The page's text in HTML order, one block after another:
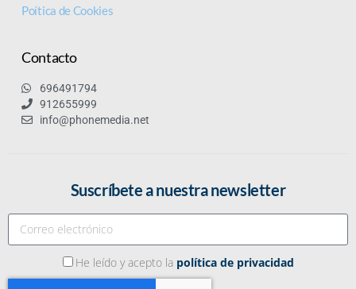
Poítica de Cookies
Contacto
696491794
912655999
info@phonemedia.net
Suscríbete a nuestra newsletter
He leído y acepto la política de privacidad